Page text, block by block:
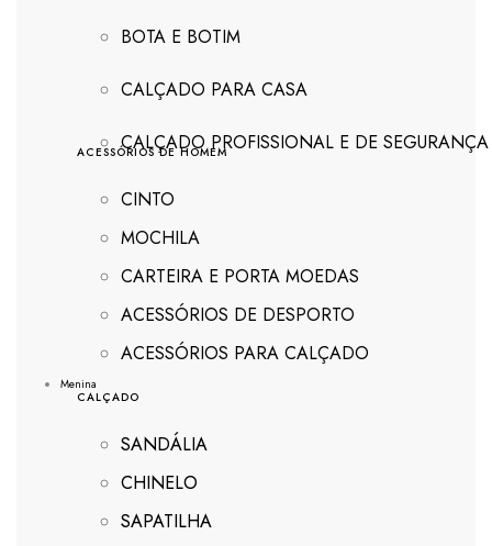
BOTA E BOTIM
CALÇADO PARA CASA
CALÇADO PROFISSIONAL E DE SEGURANÇA
ACESSÓRIOS DE HOMEM
CINTO
MOCHILA
CARTEIRA E PORTA MOEDAS
ACESSÓRIOS DE DESPORTO
ACESSÓRIOS PARA CALÇADO
Menina
CALÇADO
SANDÁLIA
CHINELO
SAPATILHA